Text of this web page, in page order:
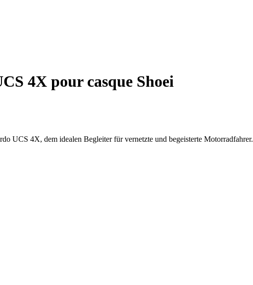
4X pour casque Shoei
UCS 4X, dem idealen Begleiter für vernetzte und begeisterte Motorradfahrer.